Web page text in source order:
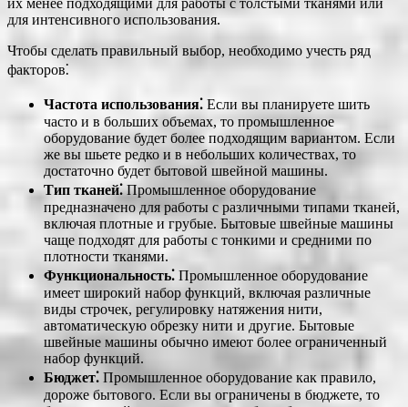
их менее подходящими для работы с толстыми тканями или
для интенсивного использования.
Чтобы сделать правильный выбор, необходимо учесть ряд
факторов⁚
Частота использования⁚ Если вы планируете шить
часто и в больших объемах, то промышленное
оборудование будет более подходящим вариантом. Если
же вы шьете редко и в небольших количествах, то
достаточно будет бытовой швейной машины.
Тип тканей⁚Промышленное оборудование
предназначено для работы с различными типами тканей,
включая плотные и грубые. Бытовые швейные машины
чаще подходят для работы с тонкими и средними по
плотности тканями.
Функциональность⁚ Промышленное оборудование
имеет широкий набор функций, включая различные
виды строчек, регулировку натяжения нити,
автоматическую обрезку нити и другие. Бытовые
швейные машины обычно имеют более ограниченный
набор функций.
Бюджет⁚ Промышленное оборудование как правило,
дороже бытового. Если вы ограничены в бюджете, то